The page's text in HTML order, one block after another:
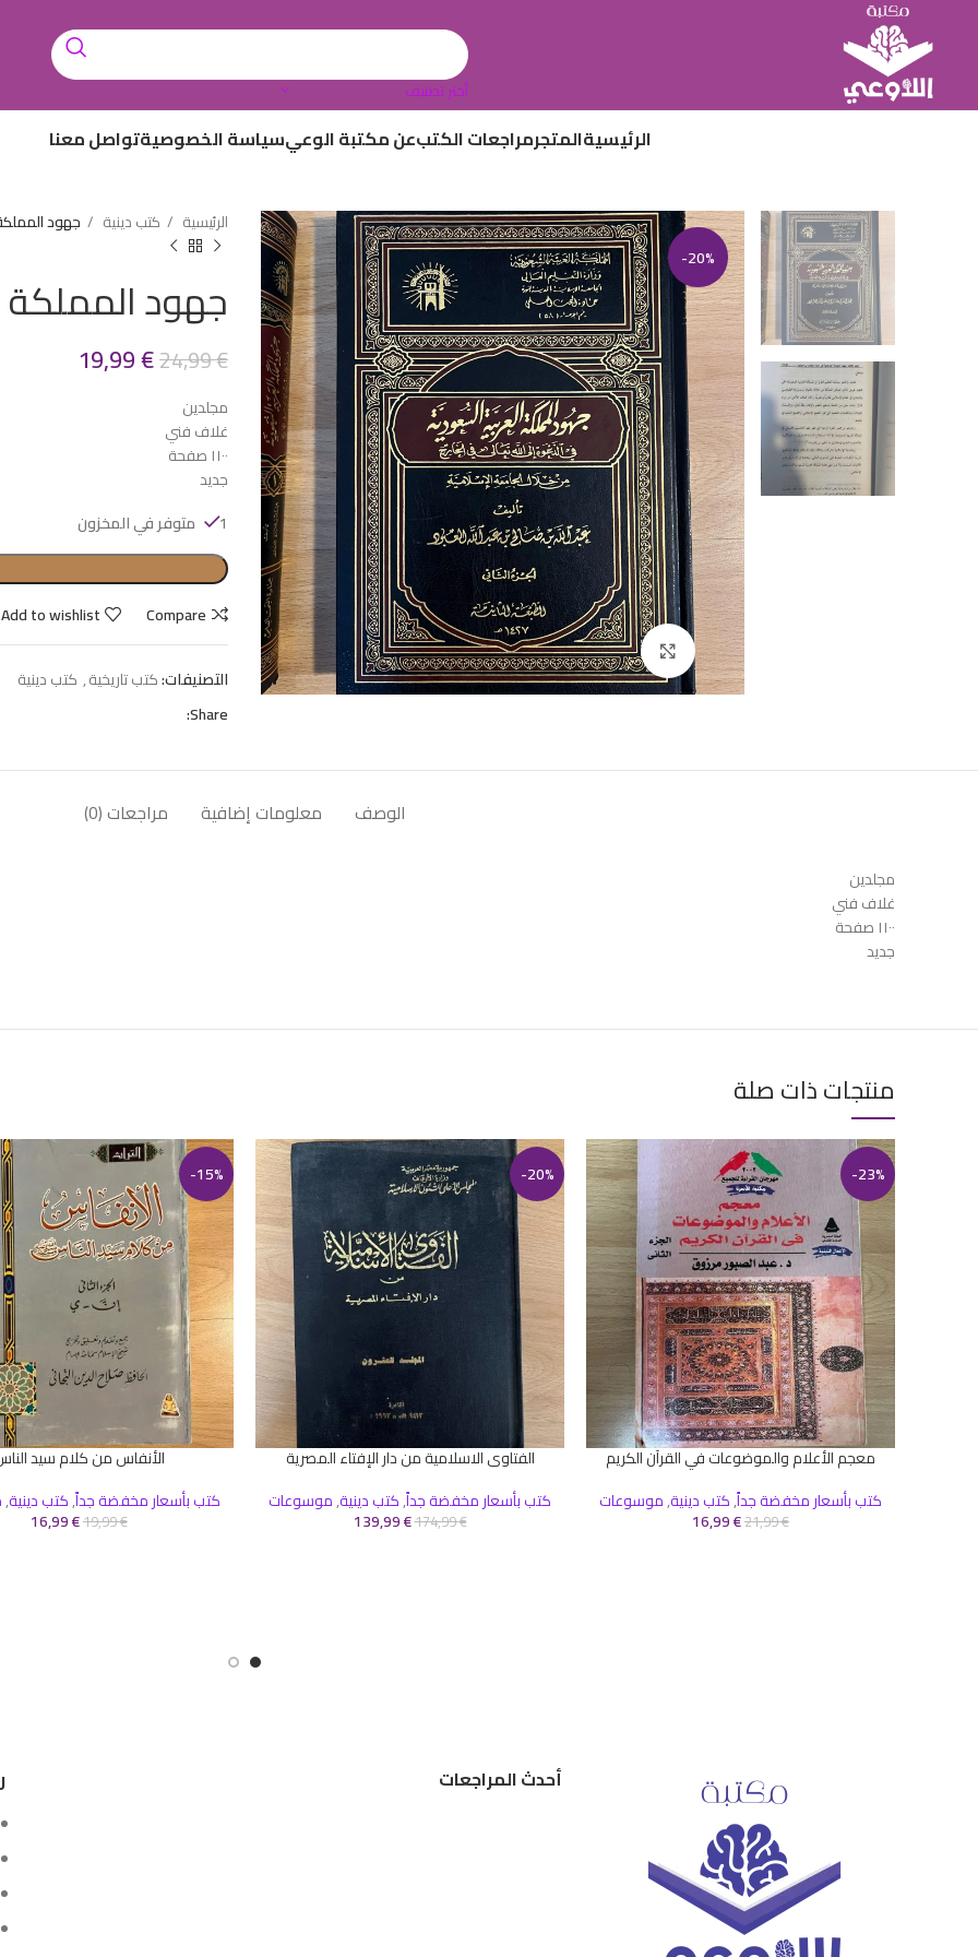
أختر تصنيف
الرئيسيةالمتجرمراجعات الكتبعن مكتبة الوعيسياسة الخصوصيةتواصل معنا
-20%
Click to enlarge
الرئيسية كتب دينية جهود
جهود المملكة
24,99€
19,99€
مجلدين
غلاف فني
١١٠٠ صفحة
جديد
1 متوفر في المخزون
Compare
Add to wishlist
التصنيفات:كتب تاريخية, كتب دينية
Share:
الوصف معلومات إضافية مراجعات (0)
مجلدين
غلاف فني
١١٠٠ صفحة
جديد
منتجات ذات صلة
-23%
إضافة إلى السلة
معجم الأعلام والموضوعات في القرآن الكريم
كتب بأسعار مخفضة جداً,كتب دينية,موسوعات
21,99€
16,99€
-20%
إضافة إلى السلة
الفتاوى الاسلامية من دار الإفتاء المصرية
كتب بأسعار مخفضة جداً,كتب دينية,موسوعات
174,99€
139,99€
-15%
إضافة إلى السلةالأنفاس من كلام سيد
كتب بأسعار مخفضة جداً,كتب دينية,
19,99€
16,99€
أحدث المراجعات